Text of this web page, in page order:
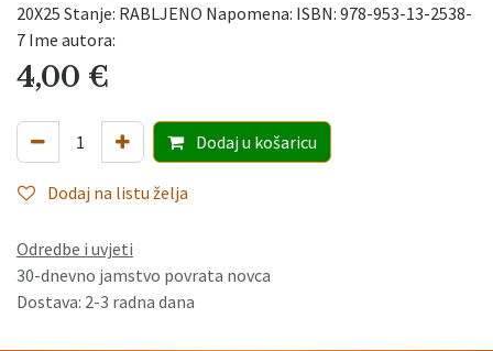
20X25 Stanje: RABLJENO Napomena: ISBN: 978-953-13-2538-
7 Ime autora:
4,00 €
Dodaju košaricu
Dodaj na listu želja
Odredbe i uvjeti
30-dnevno jamstvo povrata novca
Dostava: 2-3 radna dana